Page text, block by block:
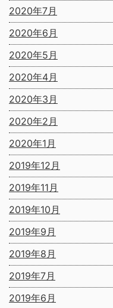
2020年7月
2020年6月
2020年5月
2020年4月
2020年3月
2020年2月
2020年1月
2019年12月
2019年11月
2019年10月
2019年9月
2019年8月
2019年7月
2019年6月